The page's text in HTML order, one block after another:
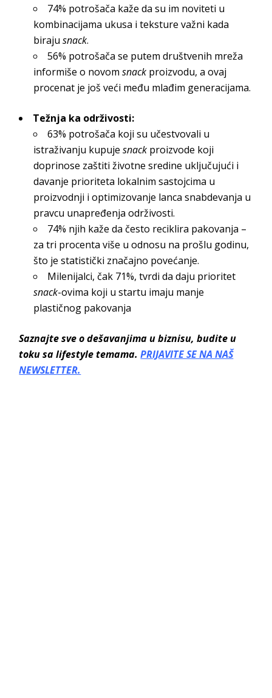
74% potrošača kaže da su im noviteti u
kombinacijama ukusa i teksture važni kada
birajusnack.
56% potrošača se putem društvenih mreža
informiše o novomsnack proizvodu, a ovaj
procenat je još veći među mlađim generacijama.
Težnja ka održivosti:
63% potrošača koji su učestvovali u
istraživanju kupujesnack proizvode koji
doprinose zaštiti životne sredine uključujući i
davanje prioriteta lokalnim sastojcima u
proizvodnji i optimizovanje lanca snabdevanja u
pravcu unapređenja održivosti.
74% njih kaže da često reciklira pakovanja –
za tri procenta više u odnosu na prošlu godinu,
što je statistički značajno povećanje.
Milenijalci, čak 71%, tvrdi da daju prioritet
snack-ovima koji u startu imaju manje
plastičnog pakovanja
Saznajte sve o dešavanjima u biznisu, budite u
toku sa lifestyle temama.PRIJAVITE SE NA NAŠ
NEWSLETTER.